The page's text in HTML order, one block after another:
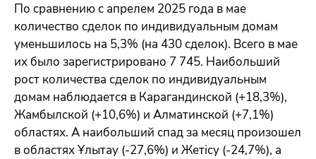
По сравнению с апрелем 2025 года в мае
количество сделок по индивидуальным домам
уменьшилось на 5,3% (на 430 сделок). Всего в мае
их было зарегистрировано 7 745. Наибольший
рост количества сделок по индивидуальным
домам наблюдается в Карагандинской (+18,3%),
Жамбылской (+10,6%) и Алматинской (+7,1%)
областях. А наибольший спад за месяц произошел
в областях Ұлытау (-27,6%) и Жетісу (-24,7%), а